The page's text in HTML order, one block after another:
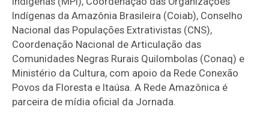
Indígenas da Amazônia Brasileira (Coiab), Conselho
Nacional das Populações Extrativistas (CNS),
Coordenação Nacional de Articulação das
Comunidades Negras Rurais Quilombolas (Conaq) e
Ministério da Cultura, com apoio da Rede Conexão
Povos da Floresta e Itaúsa. A Rede Amazônica é
parceira de mídia oficial da Jornada.